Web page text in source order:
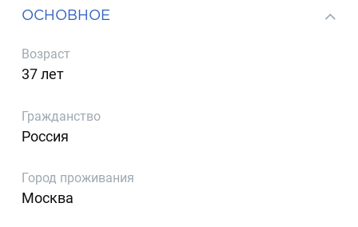
ОСНОВНОЕ
Возраст
37 лет
Гражданство
Россия
Город проживания
Москва